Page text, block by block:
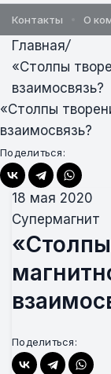
Контакты О
Главная/
«Столпы
взаимосвязь?
«Столпы
взаимосвязь?
Поделиться:
18 мая 2020
Супермагнит
Поделиться: